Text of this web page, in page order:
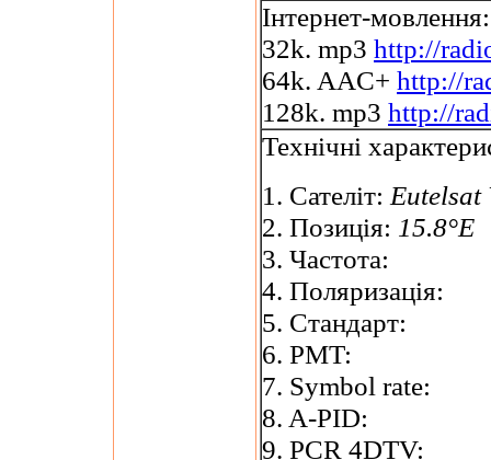
Інтернет-мовлення:
32k. mp3 http://
64k. AAC+ http://
128k. mp3 http://
Технічні
1. Сателіт: Eutelsat
2. Позиція: 15.8°E
3. Частота:
4. Поляризація:
5. Стандарт:
6. PMT:
7. Symbol rate:
8. A-PID:
9. PCR 4DTV: